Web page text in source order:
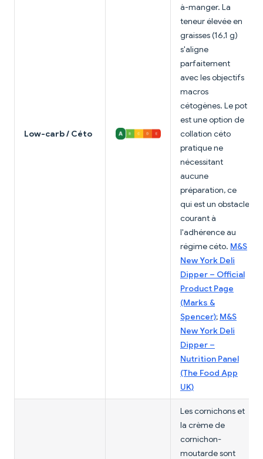
Low-carb / Céto
à-manger. La
teneur élevée en
graisses (16,1 g)
s'aligne
parfaitement
avec les objectifs
macros
cétogènes. Le pot
est une option de
collation céto
pratique ne
nécessitant
aucune
préparation, ce
qui est un obstacle
courant à
l'adhérence au
régime céto. M&S
New York Deli
Dipper – Official
Product Page
(Marks &
Spencer); M&S
New York Deli
Dipper –
Nutrition Panel
(The Food App
UK)
Les cornichons et
la crème de
cornichon-
moutarde sont